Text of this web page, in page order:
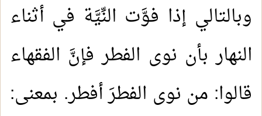
وبالتالي إذا فوَّت النِّيَّة في أثناء
النهار بأن نوى الفطر فإنَّ الفقهاء
قالوا: من نوى الفطرَ أفطر. بمعنى: